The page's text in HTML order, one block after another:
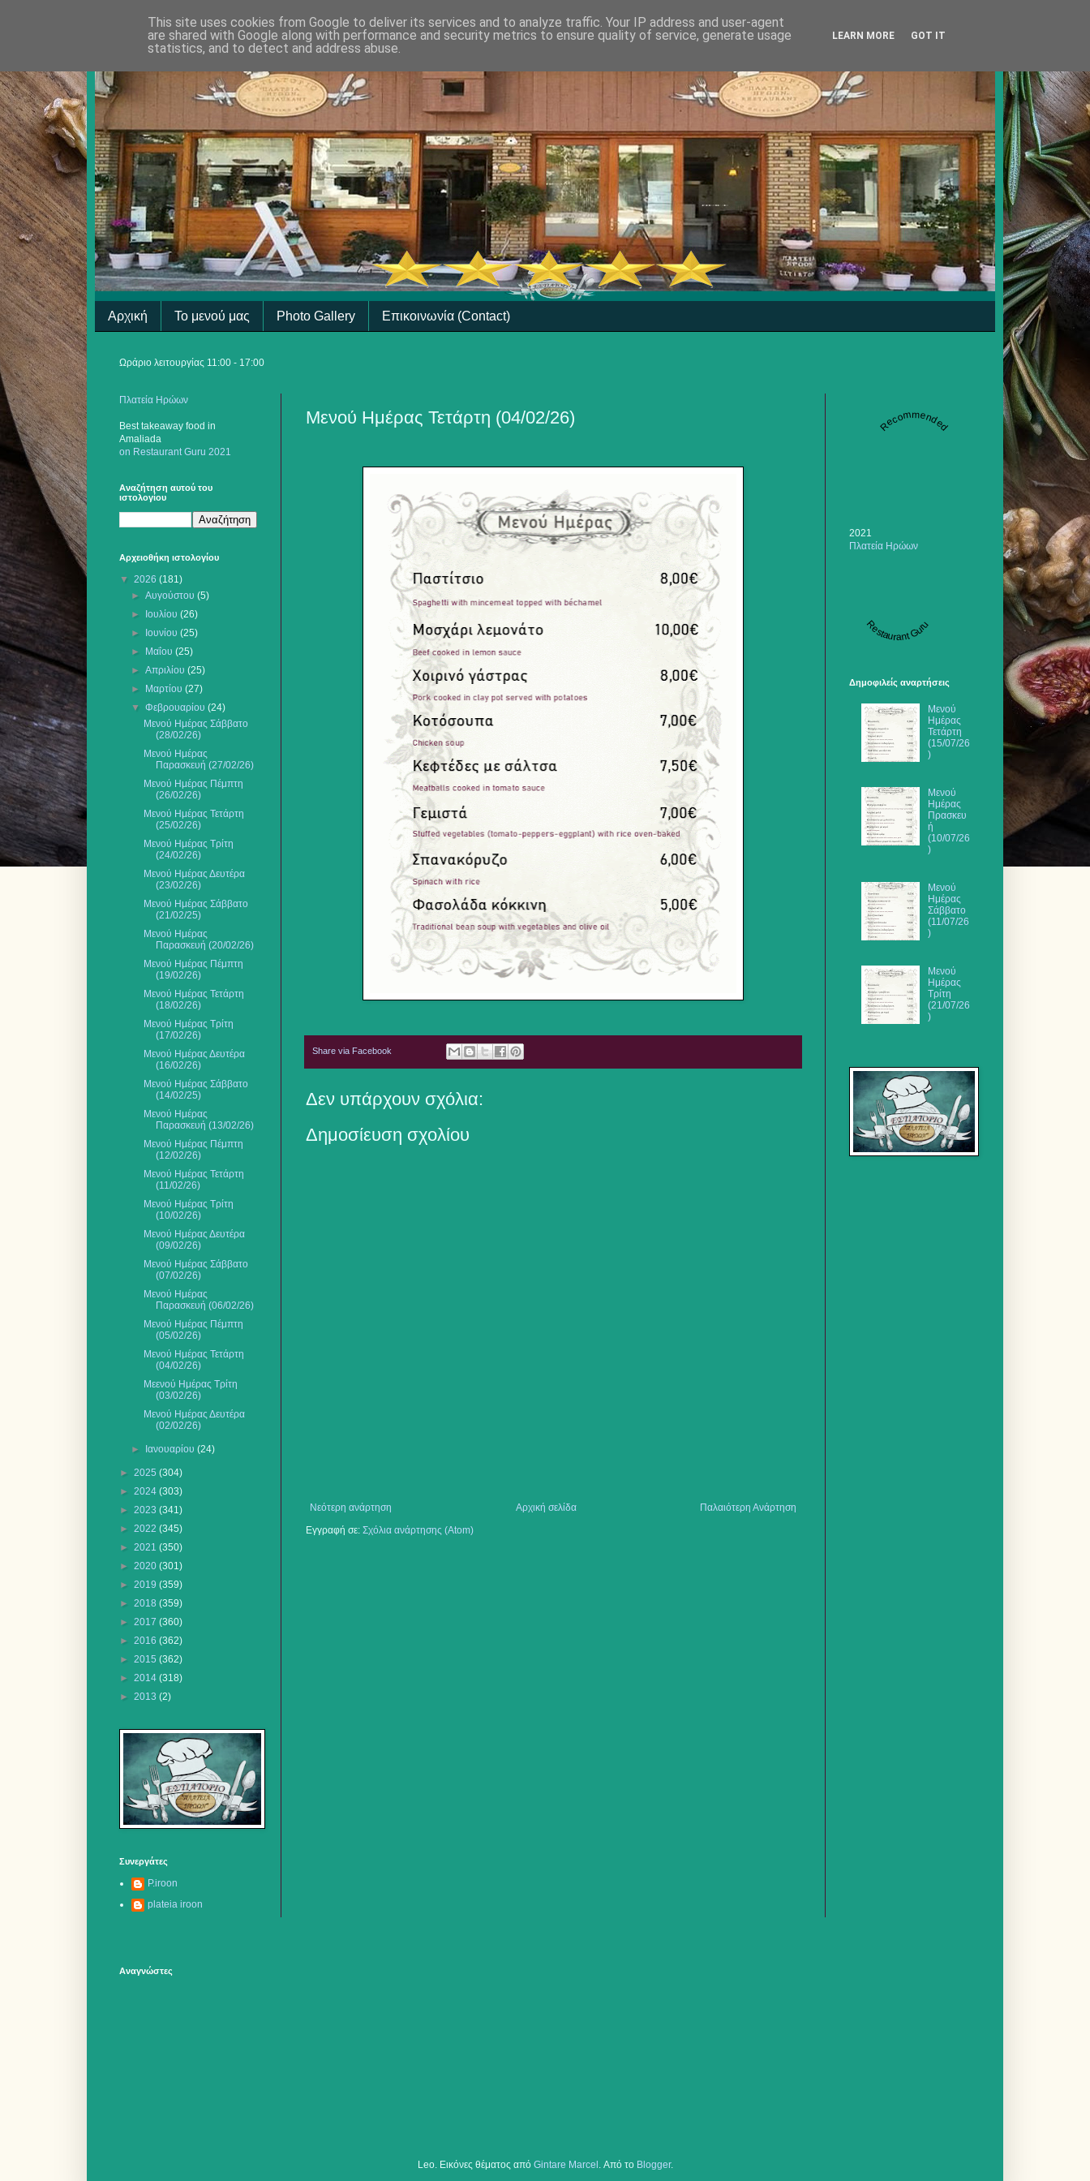
Αρχική Το μενού μας Photo Gallery Επικοινωνία (Contact)
Ωράριο λειτουργίας 11:00 - 17:00
Μενού Ημέρας Τετάρτη (04/02/26)
Share via Facebook
Δεν υπάρχουν σχόλια:
Δημοσίευση σχολίου
Νεότερη ανάρτηση Παλαιότερη Ανάρτηση
Αρχική σελίδα
Εγγραφή σε: Σχόλια ανάρτησης (Atom)
Πλατεία Ηρώων
Best takeaway food in
Amaliada
on Restaurant Guru 2021
Αναζήτηση αυτού του
ιστολογίου
Αρχειοθήκη ιστολογίου
▼ 2026 (181)
►Αυγούστου(5)
►
Ιουλίου(26)
►
Ιουνίου(25)
►
Μαΐου(25)
►Απριλίου(25)
►
Μαρτίου(27)
▼Φεβρουαρίου(24)
Μενού Ημέρας Σάββατο
(28/02/26)
Μενού Ημέρας
Παρασκευή (27/02/26)
Μενού Ημέρας Πέμπτη
(26/02/26)
Μενού Ημέρας Τετάρτη
(25/02/26)
Μενού Ημέρας Τρίτη
(24/02/26)
Μενού Ημέρας Δευτέρα
(23/02/26)
Μενού Ημέρας Σάββατο
(21/02/25)
Μενού Ημέρας
Παρασκευή (20/02/26)
Μενού Ημέρας Πέμπτη
(19/02/26)
Μενού Ημέρας Τετάρτη
(18/02/26)
Μενού Ημέρας Τρίτη
(17/02/26)
Μενού Ημέρας Δευτέρα
(16/02/26)
Μενού Ημέρας Σάββατο
(14/02/25)
Μενού Ημέρας
Παρασκευή (13/02/26)
Μενού Ημέρας Πέμπτη
(12/02/26)
Μενού Ημέρας Τετάρτη
(11/02/26)
Μενού Ημέρας Τρίτη
(10/02/26)
Μενού Ημέρας Δευτέρα
(09/02/26)
Μενού Ημέρας Σάββατο
(07/02/26)
Μενού Ημέρας
Παρασκευή (06/02/26)
Μενού Ημέρας Πέμπτη
(05/02/26)
Μενού Ημέρας Τετάρτη
(04/02/26)
Μεενού Ημέρας Τρίτη
(03/02/26)
Μενού Ημέρας Δευτέρα
(02/02/26)
► Ιανουαρίου(24)
► 2025 (304)
► 2024 (303)
► 2023 (341)
► 2022 (345)
► 2021 (350)
► 2020 (301)
► 2019 (359)
► 2018 (359)
► 2017 (360)
► 2016 (362)
► 2015 (362)
► 2014 (318)
► 2013 (2)
Συνεργάτες
P.iroon
plateia iroon
Recommended
2021
Πλατεία Ηρώων
Restaurant Guru
Δημοφιλείς αναρτήσεις
Μενού
Ημέρας
Τετάρτη
(15/07/26
)
Μενού
Ημέρας
Πρασκευ
ή
(10/07/26
)
Μενού
Ημέρας
Σάββατο
(11/07/26
)
Μενού
Ημέρας
Τρίτη
(21/07/26
)
Αναγνώστες
Leo. Εικόνες θέματος από Gintare Marcel . Από το Blogger.
This site uses cookies from Google to deliver its services and to analyze traffic. Your IP address and user-agent
are shared with Google along with performance and security metrics to ensure quality of service, generate usage
statistics, and to detect and address abuse.
LEARN MORE GOT IT